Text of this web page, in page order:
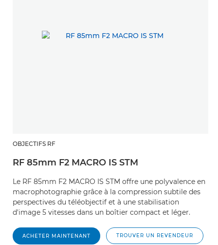
OBJECTIFS RF
RF 85mm F2 MACRO IS STM
Le RF 85mm F2 MACRO IS STM offre une polyvalence en
macrophotographie grâce à la compression subtile des
perspectives du téléobjectif et à une stabilisation
d'image 5 vitesses dans un boîtier compact et léger.
ACHETER MAINTENANT TROUVER UN REVENDEUR